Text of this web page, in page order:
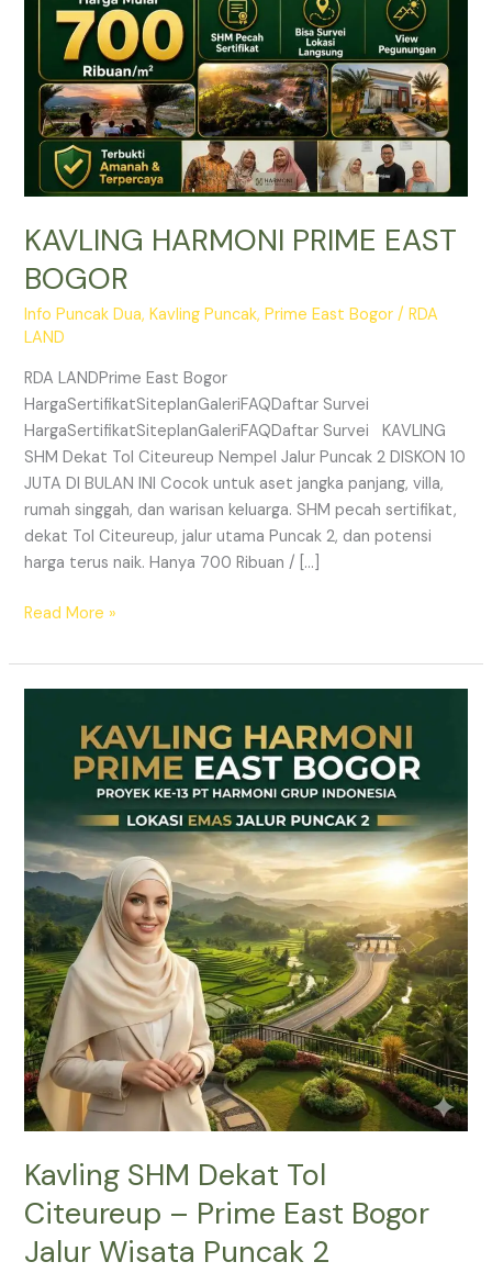
KAVLING HARMONI PRIME EAST
BOGOR
Info Puncak Dua,Kavling Puncak,Prime East Bogor /RDA
LAND
RDA LANDPrime East Bogor
HargaSertifikatSiteplanGaleriFAQDaftar Survei
HargaSertifikatSiteplanGaleriFAQDaftar Survei KAVLING
SHM Dekat Tol Citeureup Nempel Jalur Puncak 2 DISKON 10
JUTA DI BULAN INI Cocok untuk aset jangka panjang, villa,
rumah singgah, dan warisan keluarga. SHM pecah sertifikat,
dekat Tol Citeureup, jalur utama Puncak 2, dan potensi
harga terus naik. Hanya 700 Ribuan / […]
Read More »
Kavling SHM Dekat Tol
Citeureup – Prime East Bogor
Jalur Wisata Puncak 2
–
Prime
East
Bogor
Jalur
Wisata
Puncak
2